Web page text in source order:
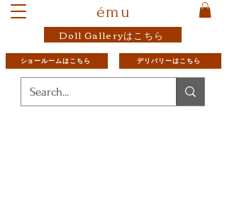
ému
Doll Galleryはこちら
ショールームはこちら デリバリーはこちら